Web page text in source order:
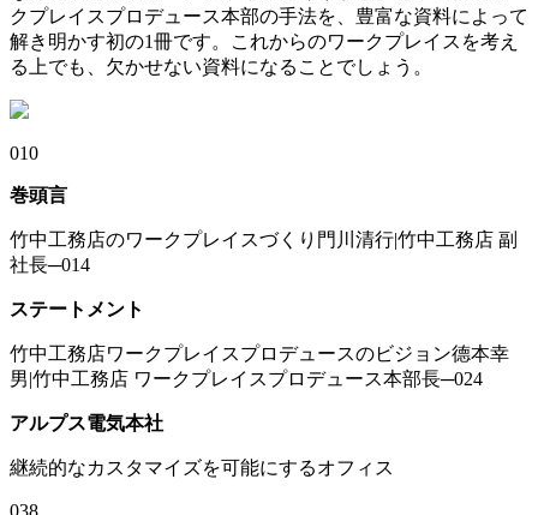
クプレイスプロデュース本部の手法を、豊富な資料によって
解き明かす初の1冊です。これからのワークプレイスを考え
る上でも、欠かせない資料になることでしょう。
010
巻頭言
竹中工務店のワークプレイスづくり門川清行|竹中工務店 副
社長─014
ステートメント
竹中工務店ワークプレイスプロデュースのビジョン德本幸
男|竹中工務店 ワークプレイスプロデュース本部長─024
アルプス電気本社
継続的なカスタマイズを可能にするオフィス